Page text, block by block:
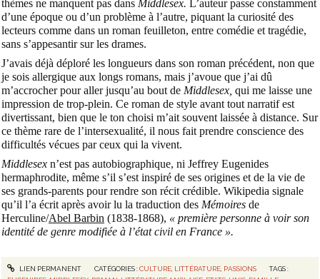
thèmes ne manquent pas dans Middlesex. L’auteur passe constamment
d’une époque ou d’un problème à l’autre, piquant la curiosité des
lecteurs comme dans un roman feuilleton, entre comédie et tragédie,
sans s’appesantir sur les drames.
J’avais déjà déploré les longueurs dans son roman précédent, non que
je sois allergique aux longs romans, mais j’avoue que j’ai dû
m’accrocher pour aller jusqu’au bout de Middlesex, qui me laisse une
impression de trop-plein. Ce roman de style avant tout narratif est
divertissant, bien que le ton choisi m’ait souvent laissée à distance. Sur
ce thème rare de l’intersexualité, il nous fait prendre conscience des
difficultés vécues par ceux qui la vivent.
Middlesex n’est pas autobiographique, ni Jeffrey Eugenides
hermaphrodite, même s’il s’est inspiré de ses origines et de la vie de
ses grands-parents pour rendre son récit crédible. Wikipedia signale
qu’il l’a écrit après avoir lu la traduction des Mémoires de
Herculine/Abel Barbin (1838-1868), « première personne à voir son
identité de genre modifiée à l’état civil en France ».
LIEN PERMANENT CATÉGORIES :CULTURE, LITTÉRATURE, PASSIONS
TAGS :